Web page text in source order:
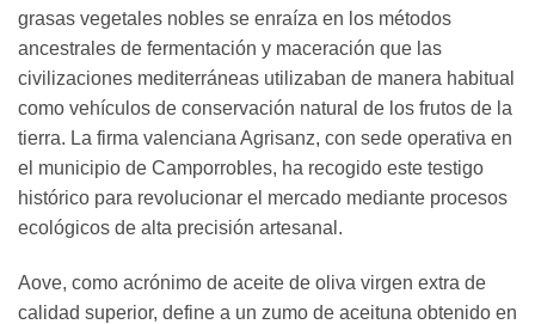
grasas vegetales nobles se enraíza en los métodos
ancestrales de fermentación y maceración que las
civilizaciones mediterráneas utilizaban de manera habitual
como vehículos de conservación natural de los frutos de la
tierra. La firma valenciana Agrisanz, con sede operativa en
el municipio de Camporrobles, ha recogido este testigo
histórico para revolucionar el mercado mediante procesos
ecológicos de alta precisión artesanal.
Aove, como acrónimo de aceite de oliva virgen extra de
calidad superior, define a un zumo de aceituna obtenido en